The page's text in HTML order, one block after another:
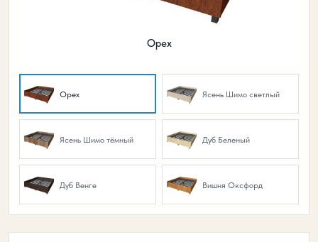
Орех
Орех Ясень Шимо светлый
Ясень Шимо тёмный Дуб Беленый
Дуб Венге Вишня Оксфорд